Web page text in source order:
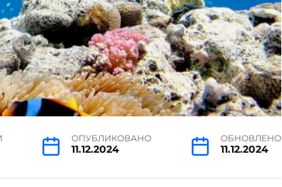
ОПУБЛИКОВАНО
11.12.2024
ОБНОВЛЕНО
11.12.2024